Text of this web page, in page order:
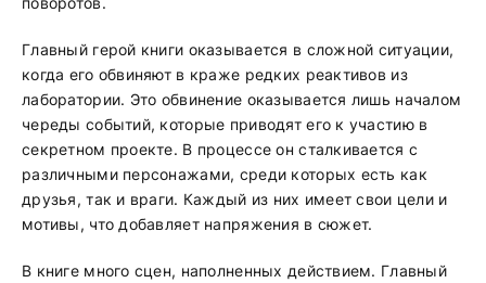
Главный герой книги оказывается в сложной ситуации,
когда его обвиняют в краже редких реактивов из
лаборатории. Это обвинение оказывается лишь началом
череды событий, которые приводят его к участию в
секретном проекте. В процессе он сталкивается с
различными персонажами, среди которых есть как
друзья, так и враги. Каждый из них имеет свои цели и
мотивы, что добавляет напряжения в сюжет.
В книге много сцен, наполненных действием. Главный